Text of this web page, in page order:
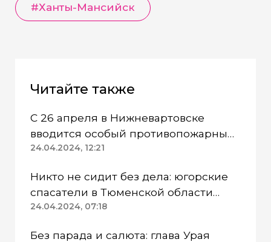
#Ханты-Мансийск
Читайте также
С 26 апреля в Нижневартовске
вводится особый противопожарный
режим
24.04.2024, 12:21
Никто не сидит без дела: югорские
спасатели в Тюменской области
работают в две смены
24.04.2024, 07:18
Без парада и салюта: глава Урая